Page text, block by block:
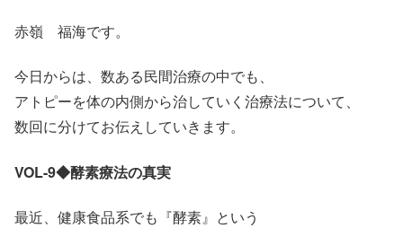
赤嶺 福海です。
今日からは、数ある民間治療の中でも、
アトピーを体の内側から治していく治療法について、
数回に分けてお伝えしていきます。
VOL-9◆酵素療法の真実
最近、健康食品系でも『酵素』という